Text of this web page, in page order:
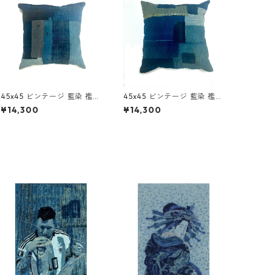
45x45 ビンテージ 藍染 襤褸
アップサイクル パッチワー
ク クッションカバー ボロ 襤
¥14,300
45x45 ビンテージ 藍染 襤褸
アップサイクル パッチワー
ク クッションカバー ボロ 襤
¥14,300